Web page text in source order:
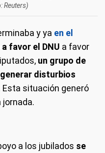
Reuters)
y ya en el
favor el DNU a favor
un grupo de
disturbios
situación generó
jornada.
a los jubilados se